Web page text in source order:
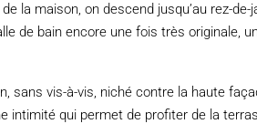
la maison, on descend jusqu’au rez-
de bain encore une fois très originale,
sans vis-à-vis, niché contre la haute
intimité qui permet de profiter de la